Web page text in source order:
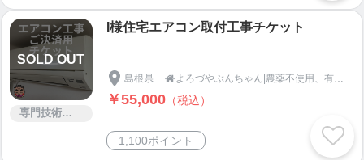
SOLD OUT
専門技術サービス
I様住宅エアコン取付工事チケット
島根県 
￥55,000 （税込）
1,100ポイント